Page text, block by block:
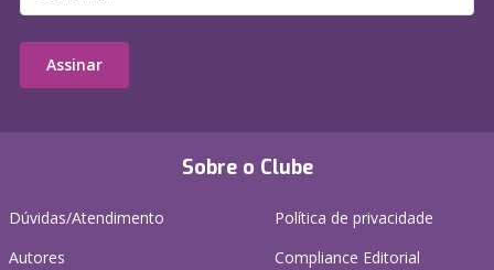
Sobre o Clube
Dúvidas/Atendimento
Autores
Política de privacidade
Compliance Editorial
Assinar